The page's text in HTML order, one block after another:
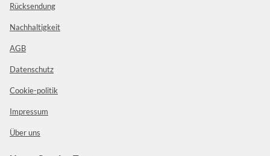
Rücksendung
Nachhaltigkeit
AGB
Datenschutz
Cookie-politik
Impressum
Über uns